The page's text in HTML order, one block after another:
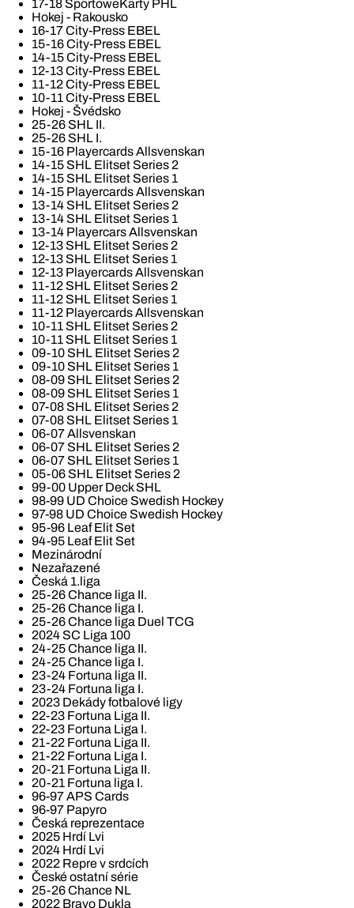
17-18 SportoweKarty PHL
Hokej - Rakousko
16-17 City-Press EBEL
15-16 City-Press EBEL
14-15 City-Press EBEL
12-13 City-Press EBEL
11-12 City-Press EBEL
10-11 City-Press EBEL
Hokej - Švédsko
25-26 SHL II.
25-26 SHL I.
15-16 Playercards Allsvenskan
14-15 SHL Elitset Series 2
14-15 SHL Elitset Series 1
14-15 Playercards Allsvenskan
13-14 SHL Elitset Series 2
13-14 SHL Elitset Series 1
13-14 Playercars Allsvenskan
12-13 SHL Elitset Series 2
12-13 SHL Elitset Series 1
12-13 Playercards Allsvenskan
11-12 SHL Elitset Series 2
11-12 SHL Elitset Series 1
11-12 Playercards Allsvenskan
10-11 SHL Elitset Series 2
10-11 SHL Elitset Series 1
09-10 SHL Elitset Series 2
09-10 SHL Elitset Series 1
08-09 SHL Elitset Series 2
08-09 SHL Elitset Series 1
07-08 SHL Elitset Series 2
07-08 SHL Elitset Series 1
06-07 Allsvenskan
06-07 SHL Elitset Series 2
06-07 SHL Elitset Series 1
05-06 SHL Elitset Series 2
99-00 Upper Deck SHL
98-99 UD Choice Swedish Hockey
97-98 UD Choice Swedish Hockey
95-96 Leaf Elit Set
94-95 Leaf Elit Set
Mezinárodní
Nezařazené
Česká 1.liga
25-26 Chance liga II.
25-26 Chance liga I.
25-26 Chance liga Duel TCG
2024 SC Liga 100
24-25 Chance liga II.
24-25 Chance liga I.
23-24 Fortuna liga II.
23-24 Fortuna liga I.
2023 Dekády fotbalové ligy
22-23 Fortuna Liga II.
22-23 Fortuna Liga I.
21-22 Fortuna Liga II.
21-22 Fortuna Liga I.
20-21 Fortuna Liga II.
20-21 Fortuna liga I.
96-97 APS Cards
96-97 Papyro
Česká reprezentace
2025 Hrdí Lvi
2024 Hrdí Lvi
2022 Repre v srdcích
České ostatní série
25-26 Chance NL
2022 Bravo Dukla